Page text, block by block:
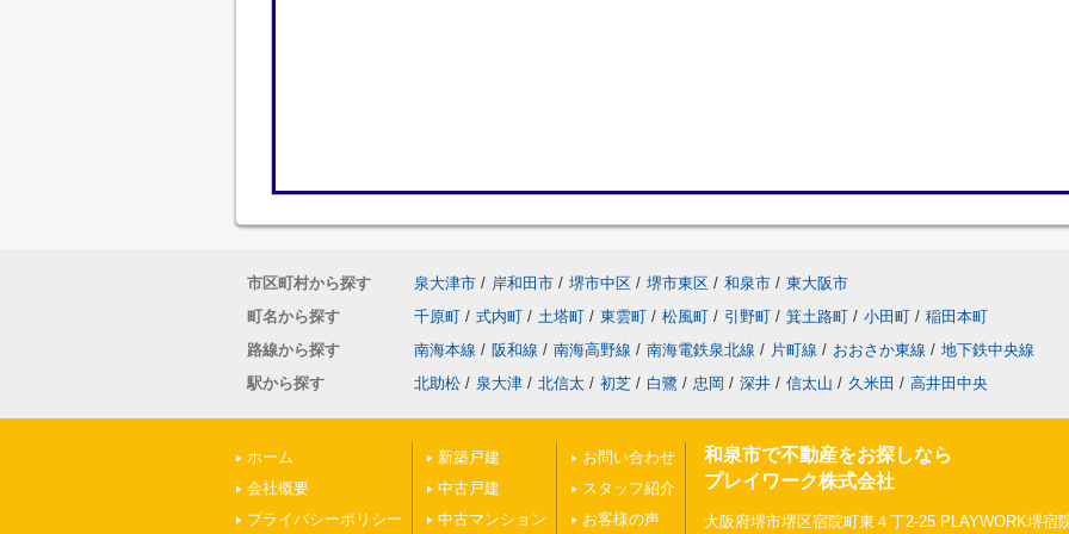
市区町村から探す 泉大津市 / 岸和田市 / 堺市中区 / 堺市東区 / 和泉市 / 東大阪市
町名から探す
千原町 / 式内町 / 土塔町 / 東雲町 / 松風町 / 引野町 / 箕土路町 / 小田町 / 稲田本町
路線から探す
南海本線 / 阪和線 / 南海高野線 / 南海電鉄泉北線 / 片町線 / おおさか東線 / 地下鉄中央線
駅から探す
北助松 / 泉大津 / 北信太 / 初芝 / 白鷺 / 忠岡 / 深井 / 信太山 / 久米田 / 高井田中央
ホーム
会社概要
プライバシーポリシー
新築戸建
中古戸建
中古マンション
お問い合わせ
スタッフ紹介
お客様の声
和泉市で不動産をお探しなら
プレイワーク株式会社
大阪府堺市堺区宿院町東４丁2-25 PLAYWORK堺宿